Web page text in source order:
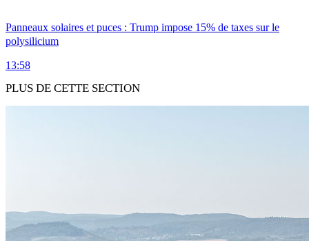
Panneaux solaires et puces : Trump impose 15% de taxes sur le
polysilicium
13:58
PLUS DE CETTE SECTION